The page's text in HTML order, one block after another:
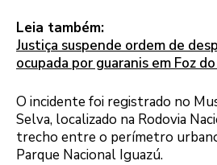
Leia também:
Justiça suspende ordem de
ocupada por guaranis em Foz
O incidente foi registrado no
Selva, localizado na Rodovia
trecho entre o perímetro
Parque Nacional Iguazú.